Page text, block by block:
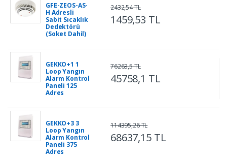
GFE-ZEOS-AS-
H Adresli
Sabit Sıcaklık
Dedektörü
(Soket Dahil)
1459,53 TL
2432,54 TL
GEKKO+1 1
Loop Yangın
Alarm Kontrol
Paneli 125
Adres
45758,1 TL
76263,5 TL
GEKKO+3 3
Loop Yangın
Alarm Kontrol
Paneli 375
Adres
68637,15 TL
114395,26 TL